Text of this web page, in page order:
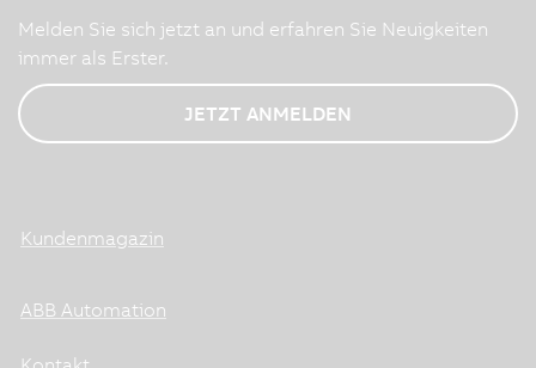
Melden Sie sich jetzt an und erfahren Sie Neuigkeiten
immer als Erster.
JETZT ANMELDEN
Kundenmagazin
ABB Automation